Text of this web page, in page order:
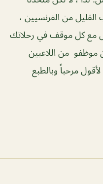
القليل من الفرنسيين ،
مع كل موقف في رحلاتك
موظفو من اللاعبين
مرحباً وبالطبع